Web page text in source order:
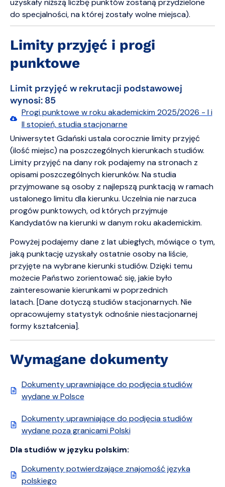
uzyskały niższą liczbę punktów zostaną przydzielone
do specjalności, na której zostały wolne miejsca).
Limity przyjęć i progi
punktowe
Limit przyjęć w rekrutacji podstawowej
wynosi: 85
Progi punktowe w roku akademickim 2025/2026 - I i
II stopień, studia stacjonarne
Uniwersytet Gdański ustala corocznie limity przyjęć
(ilość miejsc) na poszczególnych kierunkach studiów.
Limity przyjęć na dany rok podajemy na stronach z
opisami poszczególnych kierunków. Na studia
przyjmowane są osoby z najlepszą punktacją w ramach
ustalonego limitu dla kierunku. Uczelnia nie narzuca
progów punktowych, od których przyjmuje
Kandydatów na kierunki w danym roku akademickim.
Powyżej podajemy dane z lat ubiegłych, mówiące o tym,
jaką punktację uzyskały ostatnie osoby na liście,
przyjęte na wybrane kierunki studiów. Dzięki temu
możecie Państwo zorientować się, jakie było
zainteresowanie kierunkami w poprzednich
latach. [Dane dotyczą studiów stacjonarnych. Nie
opracowujemy statystyk odnośnie niestacjonarnej
formy kształcenia].
Wymagane dokumenty
Dokumenty uprawniające do podjęcia studiów
wydane w Polsce
Dokumenty uprawniające do podjęcia studiów
wydane poza granicami Polski
Dla studiów w języku polskim:
Dokumenty potwierdzające znajomość języka
polskiego